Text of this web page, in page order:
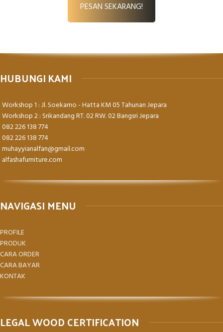
PESAN SEKARANG!
HUBUNGI KAMI
Workshop 1 : Jl. Soekarno - Hatta KM 05 Tahunan Jepara
Workshop 2 : Srikandang RT. 02 RW. 02 Bangsri Jepara
082 226 138 774
082 226 138 774
muhayyianalfan@gmail.com
alfashafurniture.com
NAVIGASI MENU
PROFILE
PRODUK
CARA ORDER
CARA BAYAR
KONTAK
LEGAL WOOD CERTIFICATION